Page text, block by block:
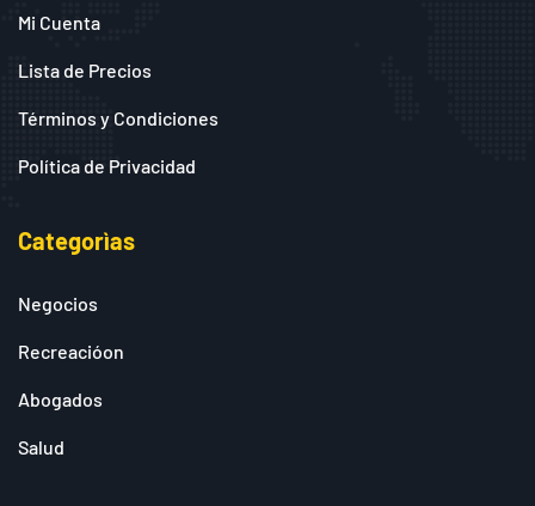
Mi Cuenta
Lista de Precios
Términos y Condiciones
Política de Privacidad
Categorìas
Negocios
Recreacióon
Abogados
Salud